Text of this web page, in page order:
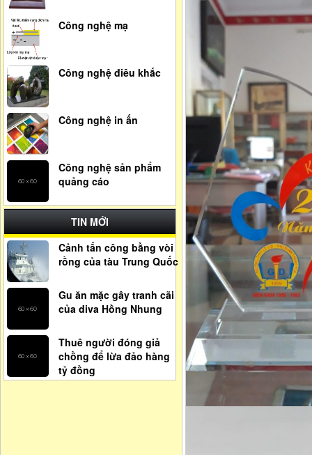
Công nghệ mạ
Công nghệ điêu khắc
Công nghệ in ấn
Công nghệ sản phẩm
quảng cáo
TIN MỚI
Cảnh tấn công bằng vòi
rồng của tàu Trung Quốc
Gu ăn mặc gây tranh cãi
của diva Hồng Nhung
Thuê người đóng giả
chồng để lừa đảo hàng
tỷ đồng